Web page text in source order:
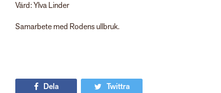
Värd: Ylva Linder
Samarbete med Rodens ullbruk.
Dela
Twittra